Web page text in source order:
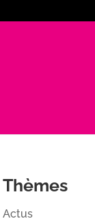
Thèmes
Actus